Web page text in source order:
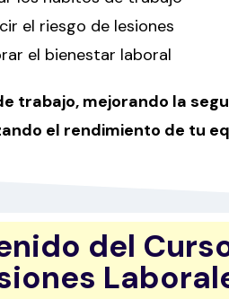
el riesgo de lesiones
el bienestar laboral
trabajo, mejorando la
el rendimiento de tu
del